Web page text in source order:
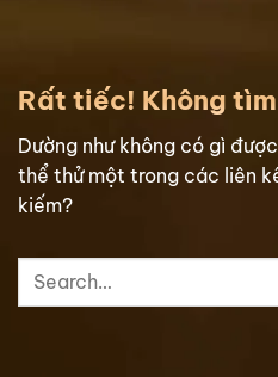
Rất tiếc! Không
Dường như không có gì
thể thử một trong các liên
kiếm?